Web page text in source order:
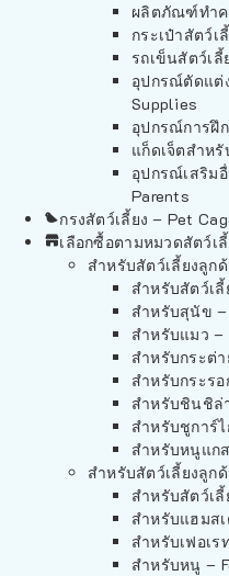
ผลิตภัณฑ์ทำค
กระเป๋าสัตว์เ
รถเข็นสัตว์เลี้
อุปกรณ์ตัดแต่
Supplies
อุปกรณ์การฝึ
แก็ดเจ็ตสำห
อุปกรณ์เสริม
Parents
กรงสัตว์เลี้ยง – Pet
เลือกซื้อตามหมวดสัตว์เ
สำหรับสัตว์เลี้ยงลูก
สำหรับสัตว์เ
สำหรับสุนัข –
สำหรับแมว –
สำหรับกระต่
สำหรับกระร
สำหรับชินชิล่
สำหรับชูการ์
สำหรับหนูแก
สำหรับสัตว์เลี้ยงลูก
สำหรับสัตว์เ
สำหรับแฮมส
สำหรับเฟอเร
สำหรับหนู –